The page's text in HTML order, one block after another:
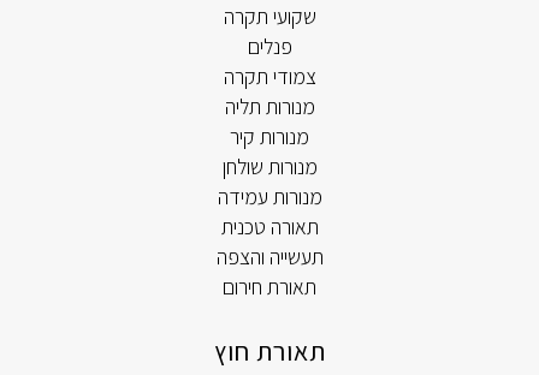
שקועי תקרה
פנלים
צמודי תקרה
מנורות תליה
מנורות קיר
מנורות שולחן
מנורות עמידה
תאורה טכנית
תעשייה והצפה
תאורת חירום
תאורת חוץ